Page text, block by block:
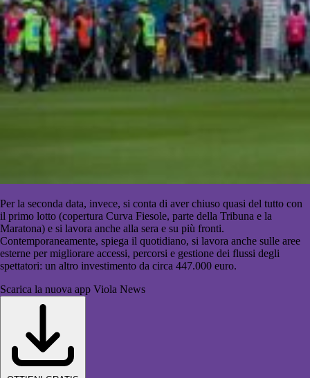
Per la seconda data, invece, si conta di aver chiuso quasi del tutto con
il primo lotto (copertura Curva Fiesole, parte della Tribuna e la
Maratona) e si lavora anche alla sera e su più fronti.
Contemporaneamente, spiega il quotidiano, si lavora anche sulle aree
esterne per migliorare accessi, percorsi e gestione dei flussi degli
spettatori: un altro investimento da circa 447.000 euro.
Scarica la nuova app Viola News